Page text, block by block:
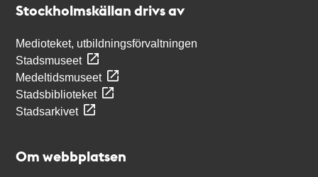
Stockholmskällan drivs av
Medioteket, utbildningsförvaltningen
Stadsmuseet
Medeltidsmuseet
Stadsbiblioteket
Stadsarkivet
Om webbplatsen